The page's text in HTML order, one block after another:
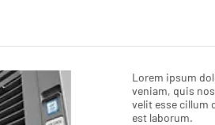
Lorem ipsum
veniam, quis
velit esse cillum
est laborum.